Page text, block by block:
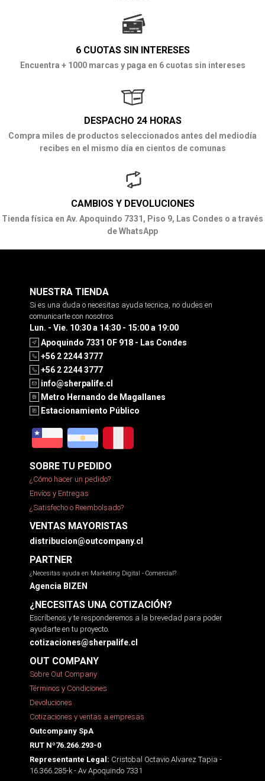
6 CUOTAS SIN INTERESES
Encuentra + 1000 marcas y paga en 6 cuotas sin intereses
DESPACHO 24 HORAS
Compra miles de productos seleccionados antes del mediodía
recibes en el mismo día en cientos de comunas
CAMBIOS Y DEVOLUCIONES
Tienda física en Av. Apoquindo 7331, Piso 9, Las Condes o a través
de WhatsApp
NUESTRA TIENDA
Si es una duda o necesitas ayuda tecnica, no dudes en
comunicarte con nosotros
Lun. - Vie. 10:30 a 14:30 - 15:00 a 19:00
Apoquindo 7331 OF 918 - Las Condes
+56 2 2244 3777
+56 2 2244 3777
info@sherpalife.cl
Metro Hernando de Magallanes
Estacionamiento Público
SOBRE TU PEDIDO
¿Cómo hacer un pedido?
Envíos y Entregas
¿Satisfecho o Reembolsado?
VENTAS MAYORISTAS
distribucion@outcompany.cl
PARTNER
¿Necesitas ayuda en Marketing Digital - Comercial?
Agencia BIZEN
¿NECESITAS UNA COTIZACIÓN?
Escríbenos y te responderemos a la brevedad para poder
ayudarte en tu proyecto.
cotizaciones@sherpalife.cl
OUT COMPANY
Sobre Out Company
Términos y Condiciones
Devoluciones
Cotizaciones y ventas a empresas
Outcompany SpA
RUT Nº76.266.293-0
Representante Legal: Cristobal Octavio Alvarez Tapia -
16.366.285-k - Av Apoquindo 7331